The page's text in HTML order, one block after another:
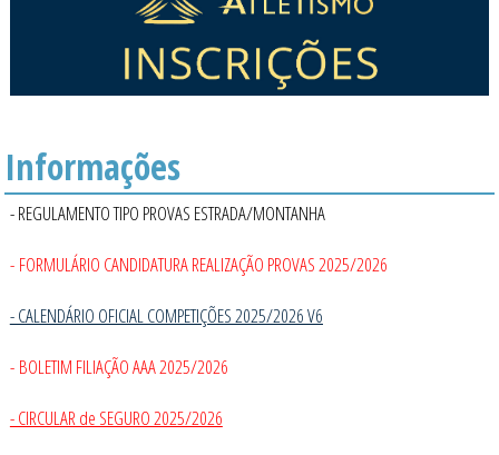
Informações
- REGULAMENTO TIPO PROVAS ESTRADA/MONTANHA
- FORMULÁRIO CANDIDATURA REALIZAÇÃO PROVAS 2025/2026
- CALENDÁRIO OFICIAL COMPETIÇÕES 2025/2026 V6
- BOLETIM FILIAÇÃO AAA 2025/2026
- CIRCULAR de SEGURO 2025/2026